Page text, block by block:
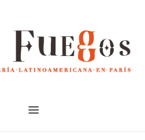
Menu